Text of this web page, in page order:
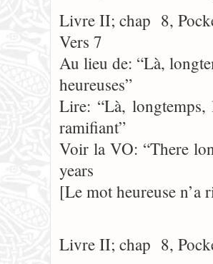
Livre II; chap 8,
Vers 7
Au lieu de: “Là,
heureuses”
Lire: “Là, longtemps,
ramifiant”
Voir la VO: “There
years
[Le mot heureuse n’a
Livre II; chap 8,